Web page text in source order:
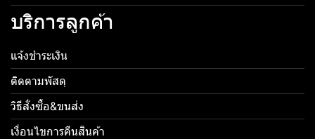
บริการลูกค้า
แจ้งชำระเงิน
ติดตามพัสดุ
วิธีสั่งซื้อ&ขนส่ง
เงื่อนไขการคืนสินค้า